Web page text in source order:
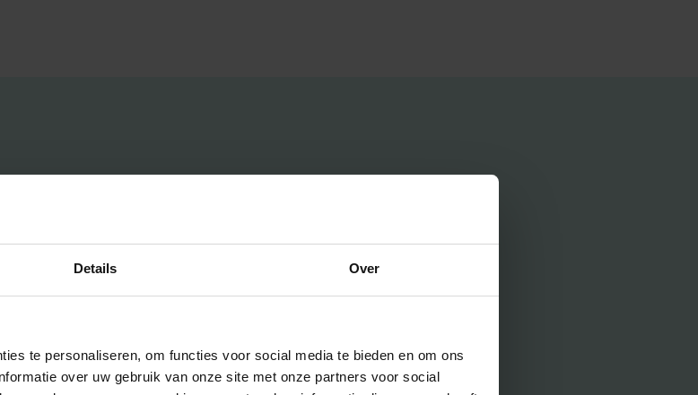
Details Over
te personaliseren, om functies voor social media te bieden en om ons
over uw gebruik van onze site met onze partners voor social
Voor aanbieders
Helpdesk